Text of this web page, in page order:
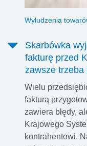
Wyłudzenia
Skarbówka
fakturę przed
zawsze trzeba
Wielu
fakturą
zawiera błędy,
Krajowego
kontrahentowi.